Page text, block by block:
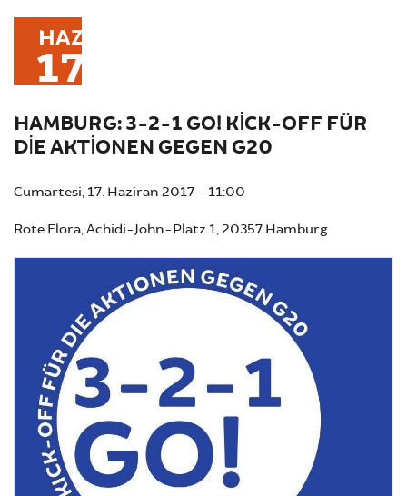
HAZ
17
HAMBURG: 3-2-1 GO! KICK-OFF FÜR
DIE AKTIONEN GEGEN G20
Cumartesi, 17. Haziran 2017 - 11:00
Rote Flora, Achidi-John-Platz 1, 20357 Hamburg